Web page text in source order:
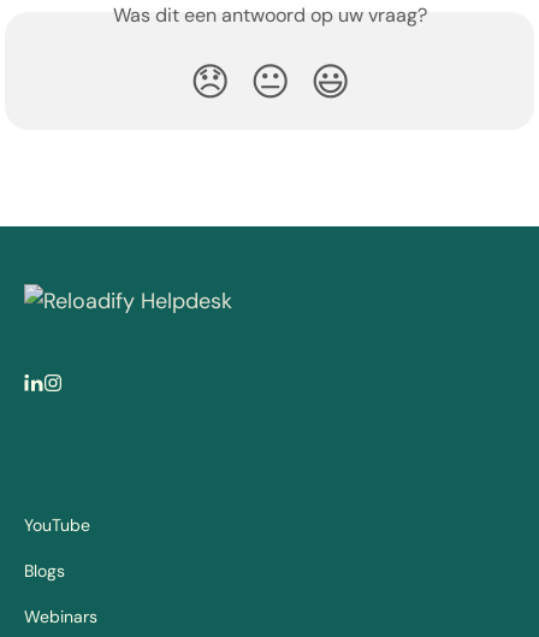
Was dit een antwoord op uw vraag?
😞 😐 😃
YouTube
Blogs
Webinars